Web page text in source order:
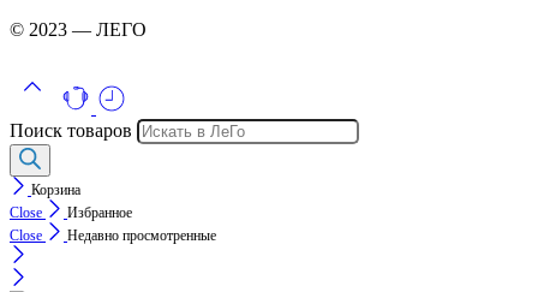
© 2023 — ЛЕГО
Поиск товаров
Корзина
Close
Избранное
Close
Недавно просмотренные